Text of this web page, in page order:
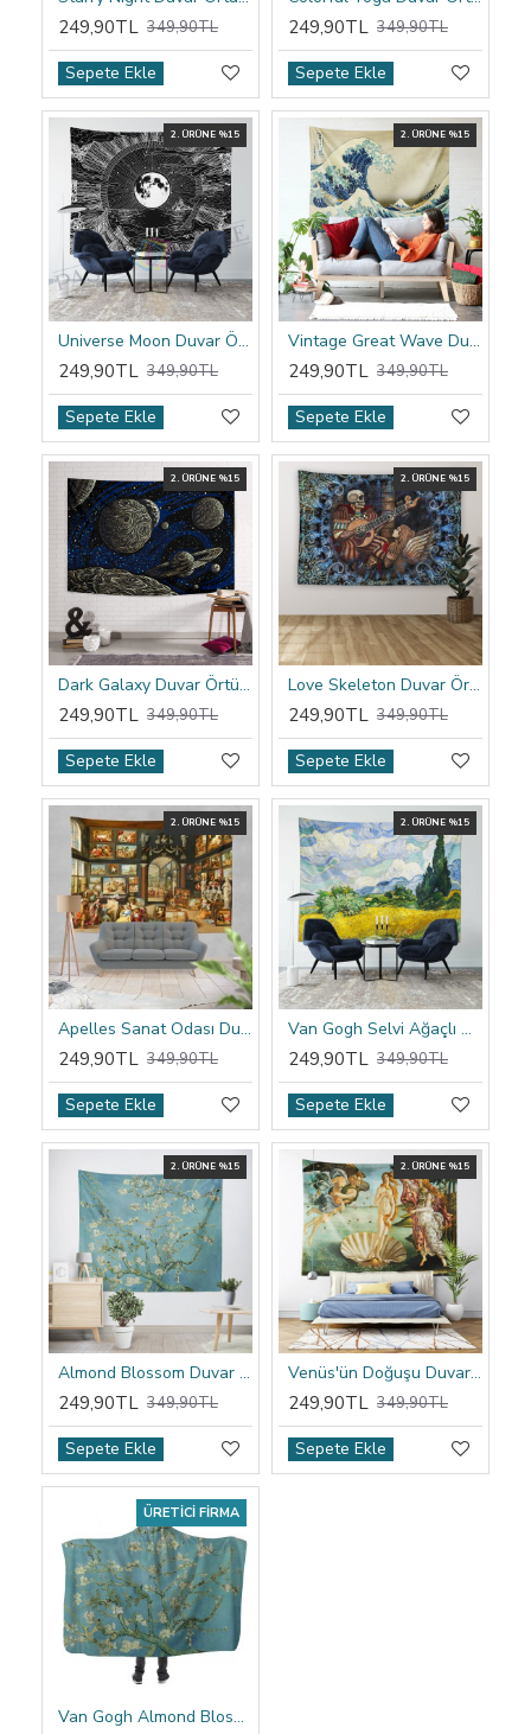
249,90TL 349,90TL
Sepete Ekle
249,90TL 349,90TL
Sepete Ekle
2. ÜRÜNE %15
Universe Moon Duvar Örtüsü
249,90TL 349,90TL
Sepete Ekle
2. ÜRÜNE %15
Vintage Great Wave Duvar Örtüsü
249,90TL 349,90TL
Sepete Ekle
2. ÜRÜNE %15
Dark Galaxy Duvar Örtüsü
249,90TL 349,90TL
Sepete Ekle
2. ÜRÜNE %15
Love Skeleton Duvar Örtüsü
249,90TL 349,90TL
Sepete Ekle
2. ÜRÜNE %15
Apelles Sanat Odası Duvar Örtüsü
249,90TL 349,90TL
Sepete Ekle
2. ÜRÜNE %15
Van Gogh Selvi Ağaçlı Buğday Tarlası Duvar Örtüsü
249,90TL 349,90TL
Sepete Ekle
2. ÜRÜNE %15
Almond Blossom Duvar Örtüsü
249,90TL 349,90TL
Sepete Ekle
2. ÜRÜNE %15
Venüs'ün Doğuşu Duvar Örtüsü
249,90TL 349,90TL
Sepete Ekle
ÜRETICI FIRMA
Van Gogh Almond Blossom Kapşonlu Battaniye